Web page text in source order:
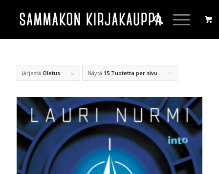
Järjestä Oletus Näytä 15 Tuotetta per sivu